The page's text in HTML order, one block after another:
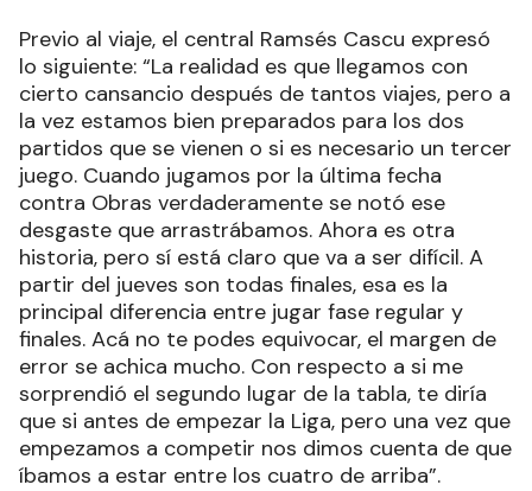
Previo al viaje, el central Ramsés Cascu expresó
lo siguiente: “La realidad es que llegamos con
cierto cansancio después de tantos viajes, pero a
la vez estamos bien preparados para los dos
partidos que se vienen o si es necesario un tercer
juego. Cuando jugamos por la última fecha
contra Obras verdaderamente se notó ese
desgaste que arrastrábamos. Ahora es otra
historia, pero sí está claro que va a ser difícil. A
partir del jueves son todas finales, esa es la
principal diferencia entre jugar fase regular y
finales. Acá no te podes equivocar, el margen de
error se achica mucho. Con respecto a si me
sorprendió el segundo lugar de la tabla, te diría
que si antes de empezar la Liga, pero una vez que
empezamos a competir nos dimos cuenta de que
íbamos a estar entre los cuatro de arriba”.